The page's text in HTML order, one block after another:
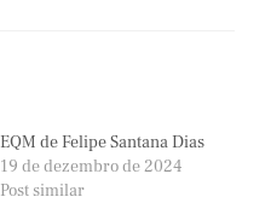
EQM de Felipe Santana Dias
19 de dezembro de 2024
Post similar